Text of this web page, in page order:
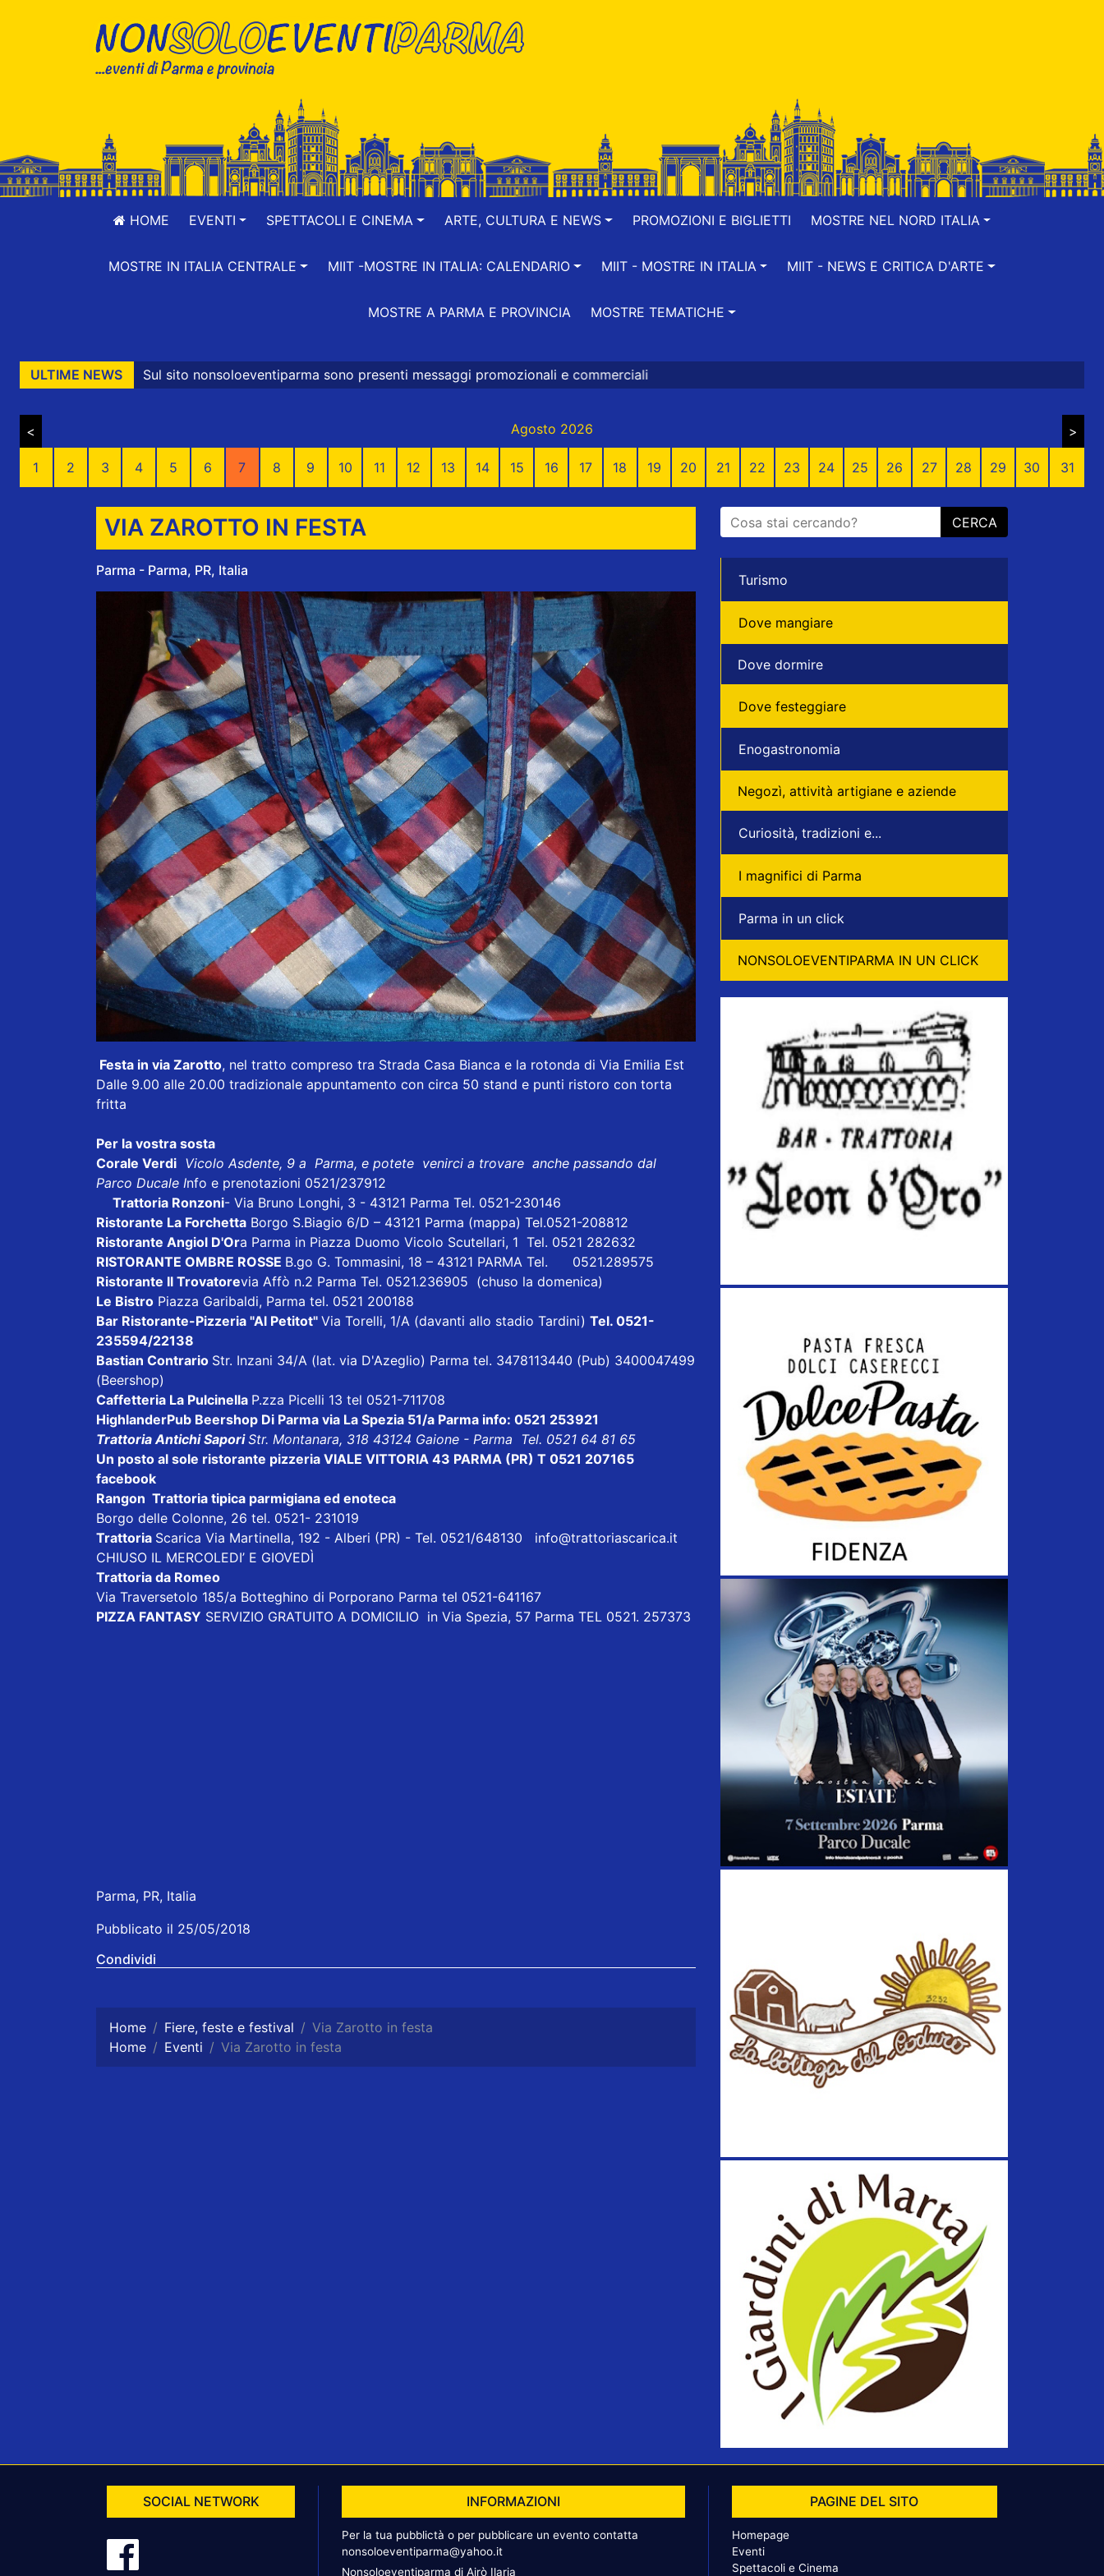
HOME EVENTI SPETTACOLI E CINEMA ARTE, CULTURA E NEWS PROMOZIONI E BIGLIETTI MOSTRE NEL NORD ITALIA
MOSTRE IN ITALIA CENTRALE MIIT -MOSTRE IN ITALIA: CALENDARIO MIIT - MOSTRE IN ITALIA MIIT - NEWS E CRITICA D'ARTE
MOSTRE A PARMA E PROVINCIA MOSTRE TEMATICHE
ULTIME NEWS
sito nonsoloeventiparma sono presenti messaggi promozionali e commerciali
< Agosto 2026 >
1 2 3 4 5 6 7 8 9 10 11 12 13 14 15 16 17 18 19 20 21 22 23 24 25 26 27 28 29 30 31
VIA ZAROTTO IN FESTA
Parma - Parma, PR, Italia
Festa in via Zarotto, nel tratto compreso tra Strada Casa Bianca e la rotonda di Via Emilia Est
Dalle 9.00 alle 20.00 tradizionale appuntamento con circa 50 stand e punti ristoro con torta
fritta
Per la vostra sosta
Corale Verdi Vicolo Asdente, 9 a Parma, e potete venirci a trovare anche passando dal
Parco Ducale Info e prenotazioni 0521/237912
Trattoria Ronzoni- Via Bruno Longhi, 3 - 43121 Parma Tel. 0521-230146
Ristorante La Forchetta Borgo S.Biagio 6/D – 43121 Parma (mappa) Tel.0521-208812
Ristorante Angiol D'Ora Parma in Piazza Duomo Vicolo Scutellari, 1 Tel. 0521 282632
RISTORANTE OMBRE ROSSE B.go G. Tommasini, 18 – 43121 PARMA Tel. 0521.289575
Ristorante Il Trovatorevia Affò n.2 Parma Tel. 0521.236905 (chuso la domenica)
Le Bistro Piazza Garibaldi, Parma tel. 0521 200188
Bar Ristorante-Pizzeria "Al Petitot" Via Torelli, 1/A (davanti allo stadio Tardini) Tel. 0521-
235594/22138
Bastian Contrario Str. Inzani 34/A (lat. via D'Azeglio) Parma tel. 3478113440 (Pub) 3400047499
(Beershop)
Caffetteria La Pulcinella P.zza Picelli 13 tel 0521-711708
HighlanderPub Beershop Di Parma via La Spezia 51/a Parma info: 0521 253921
Trattoria Antichi SaporiStr. Montanara, 318 43124 Gaione - Parma Tel. 0521 64 81 65
Un posto al sole ristorante pizzeria VIALE VITTORIA 43 PARMA (PR) T 0521 207165
facebook
Rangon Trattoria tipica parmigiana ed enoteca
Borgo delle Colonne, 26 tel. 0521- 231019
Trattoria Scarica Via Martinella, 192 - Alberi (PR) - Tel. 0521/648130 info@trattoriascarica.it
CHIUSO IL MERCOLEDI’ E GIOVEDÌ
Trattoria da Romeo
Via Traversetolo 185/a Botteghino di Porporano Parma tel 0521-641167
PIZZA FANTASY SERVIZIO GRATUITO A DOMICILIO in Via Spezia, 57 Parma TEL 0521. 257373
Parma, PR, Italia
Pubblicato il 25/05/2018
Condividi
Home Fiere, feste e festival
Via Zarotto in festa
Home
Eventi Via Zarotto in festa
CERCA
Turismo
Dove mangiare
Dove dormire
Dove festeggiare
Enogastronomia
Negozì, attività artigiane e aziende
Curiosità, tradizioni e...
I magnifici di Parma
Parma in un click
NONSOLOEVENTIPARMA IN UN CLICK
SOCIAL NETWORK INFORMAZIONI
Per la tua pubblictà o per pubblicare un evento contatta
nonsoloeventiparma@yahoo.it
Nonsoloeventiparma di Airò Ilaria
PAGINE DEL SITO
Homepage
Eventi
Spettacoli e Cinema